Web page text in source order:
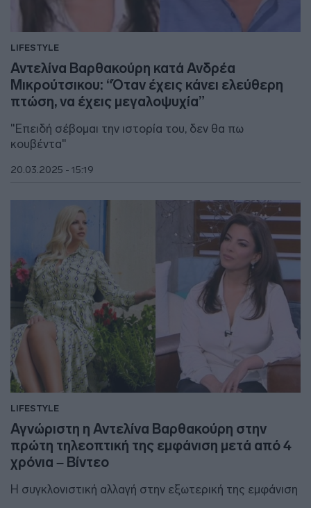
LIFESTYLE
Αντελίνα Βαρθακούρη κατά Ανδρέα
Μικρούτσικου: “Όταν έχεις κάνει ελεύθερη
πτώση, να έχεις μεγαλοψυχία”
"Επειδή σέβομαι την ιστορία του, δεν θα πω
κουβέντα"
20.03.2025 - 15:19
LIFESTYLE
Αγνώριστη η Αντελίνα Βαρθακούρη στην
πρώτη τηλεοπτική της εμφάνιση μετά από 4
χρόνια – Βίντεο
Η συγκλονιστική αλλαγή στην εξωτερική της εμφάνιση